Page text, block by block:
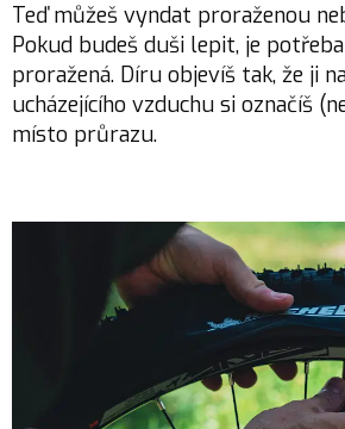
Teď můžeš vyndat proraženou
Pokud budeš duši lepit, je
proražená. Díru objevíš tak, že ji
ucházejícího vzduchu si označíš
místo průrazu.